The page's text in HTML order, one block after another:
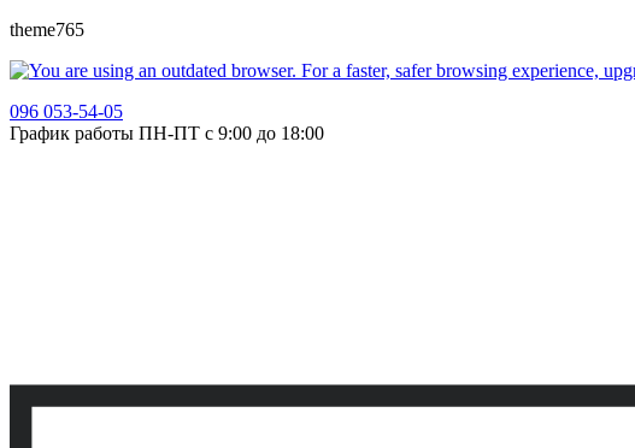
theme765
096 053-54-05
График работы ПН-ПТ с 9:00 до 18:00